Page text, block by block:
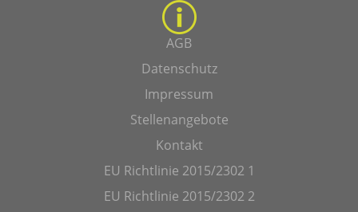
AGB
Datenschutz
Impressum
Stellenangebote
Kontakt
EU Richtlinie 2015/2302 1
EU Richtlinie 2015/2302 2